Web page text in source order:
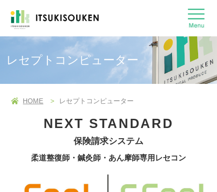
レセプトコンピューター
HOME レセプトコンピューター
NEXT STANDARD
保険請求システム
柔道整復師・鍼灸師・あん摩師専用レセコン